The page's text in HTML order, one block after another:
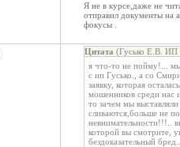
Я не в курсе,даже не
отправил документы на
фокусы .
Цитата (Гусько Е.В. ИП
я что-то не пойму!... мы
с ип Гусько., а со
заявку, которая
мошенников среди нас
то зачем мы
сливаются,больше не
невнимательности!!!..
которой вы смотрите,
бездоказательный